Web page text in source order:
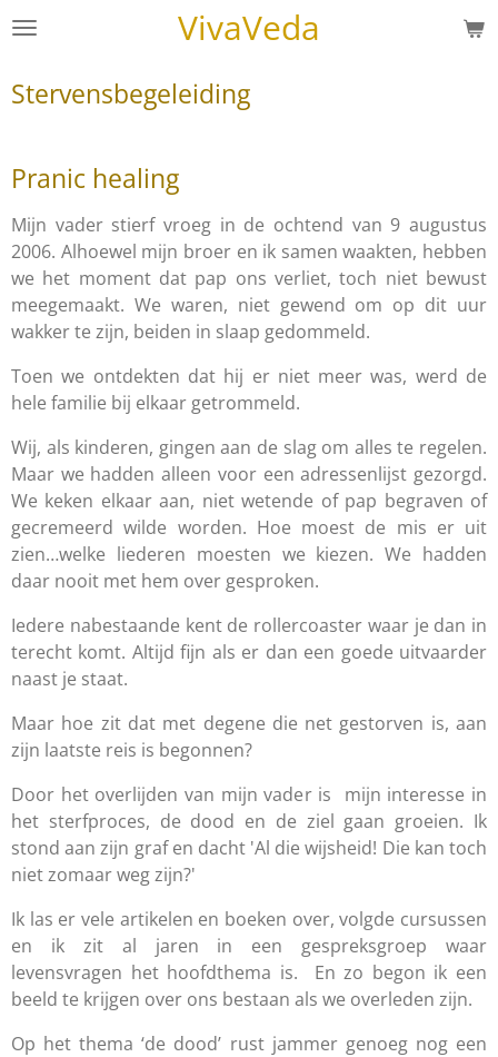
Ga
de
VivaVeda
Stervensbegeleiding
Pranic healing
Mijn vader stierf vroeg in de ochtend van 9 augustus
2006. Alhoewel mijn broer en ik samen waakten, hebben
we het moment dat pap ons verliet, toch niet bewust
meegemaakt. We waren, niet gewend om op dit uur
wakker te zijn, beiden in slaap gedommeld.
Toen we ontdekten dat hij er niet meer was, werd de
hele familie bij elkaar getrommeld.
Wij, als kinderen, gingen aan de slag om alles te regelen.
Maar we hadden alleen voor een adressenlijst gezorgd.
We keken elkaar aan, niet wetende of pap begraven of
gecremeerd wilde worden. Hoe moest de mis er uit
zien…welke liederen moesten we kiezen. We hadden
daar nooit met hem over gesproken.
Iedere nabestaande kent de rollercoaster waar je dan in
terecht komt. Altijd fijn als er dan een goede uitvaarder
naast je staat.
Maar hoe zit dat met degene die net gestorven is, aan
zijn laatste reis is begonnen?
Door het overlijden van mijn vader is mijn interesse in
het sterfproces, de dood en de ziel gaan groeien. Ik
stond aan zijn graf en dacht 'Al die wijsheid! Die kan toch
niet zomaar weg zijn?'
Ik las er vele artikelen en boeken over, volgde cursussen
en ik zit al jaren in een gespreksgroep waar
levensvragen het hoofdthema is. En zo begon ik een
beeld te krijgen over ons bestaan als we overleden zijn.
Op het thema ‘de dood’ rust jammer genoeg nog een